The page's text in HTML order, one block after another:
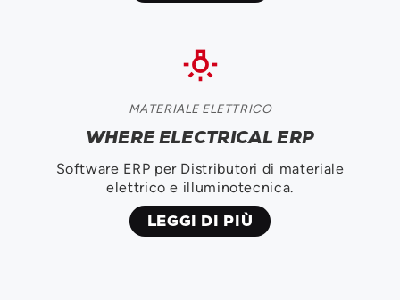
tungsten
MATERIALE ELETTRICO
WHERE ELECTRICAL ERP
Software ERP per Distributori di materiale
elettrico e illuminotecnica.
LEGGI DI PIÙ